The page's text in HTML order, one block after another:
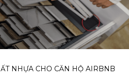
NHỰA CHO CĂN HỘ AIRBNB